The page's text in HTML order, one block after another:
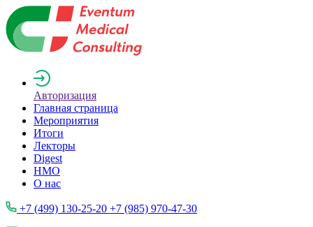
Авторизация
Главная страница
Мероприятия
Итоги
Лекторы
Digest
НМО
О нас
+7 (499) 130-25-20 +7 (985) 970-47-30